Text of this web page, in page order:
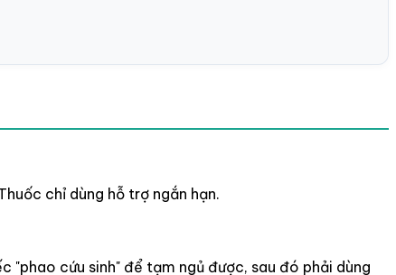
chỉ dùng hỗ trợ ngắn hạn.
cứu sinh" để tạm ngủ được, sau đó phải dùng